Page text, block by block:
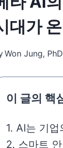
대가
Won Jung, PhD
이 글의 핵
1. AI는 기
2. 스마트